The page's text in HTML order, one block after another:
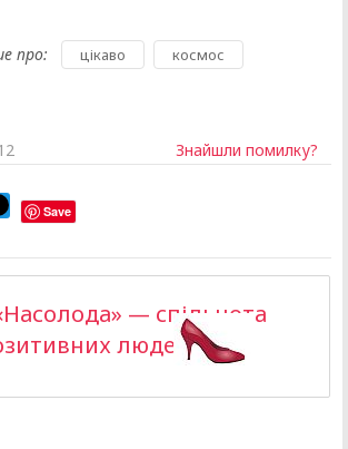
про: цікаво космос
Знайшли помилку?
Save
— спільнота
людей >>